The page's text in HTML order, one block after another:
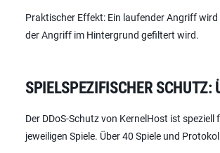
Praktischer Effekt: Ein laufender Angriff
der Angriff im Hintergrund gefiltert wird.
SPIELSPEZIFISCHER SCHUTZ:
Der DDoS-Schutz von KernelHost ist
jeweiligen Spiele. Über 40 Spiele und